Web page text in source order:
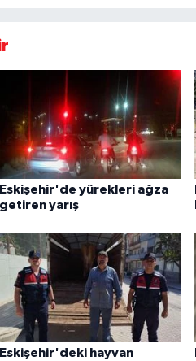
Eskişehir'de yürekleri ağza
getiren yarış
Eskişehir'deki hayvan